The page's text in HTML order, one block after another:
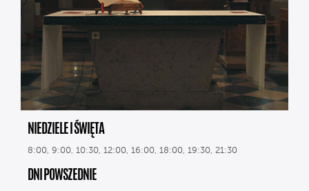
NIEDZIELE I ŚWIĘTA
8:00, 9:00, 10:30, 12:00, 16:00, 18:00, 19:30, 21:30
DNI POWSZEDNIE